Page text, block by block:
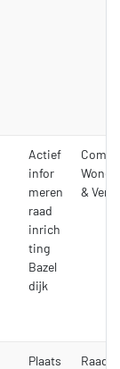
Actief
infor
meren
raad
inrich
ting
Bazel
dijk
&
Plaats